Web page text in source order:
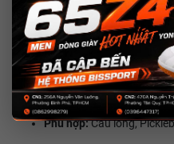
Thông Tin Sản Phẩm
Tên sản phẩm:Váy thể
Thương hiệu:Kawasaki
Màu sắc:Đen | Trắng
Chất liệu:Vải thể thao co
Kiểu dáng:
Váy xếp ly hai
Phù hợp:Cầu lông,